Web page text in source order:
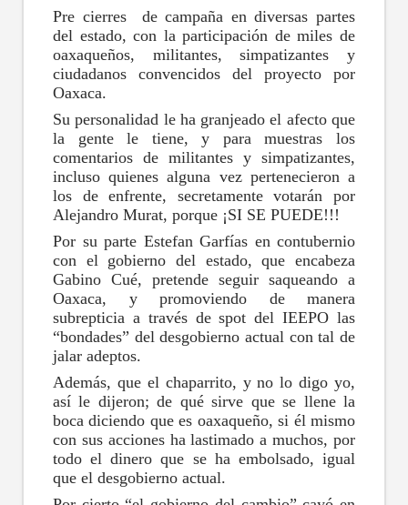
Pre cierres de campaña en diversas partes
del estado, con la participación de miles de
oaxaqueños, militantes, simpatizantes y
ciudadanos convencidos del proyecto por
Oaxaca.
Su personalidad le ha granjeado el afecto que
la gente le tiene, y para muestras los
comentarios de militantes y simpatizantes,
incluso quienes alguna vez pertenecieron a
los de enfrente, secretamente votarán por
Alejandro Murat, porque ¡SI SE PUEDE!!!
Por su parte Estefan Garfías en contubernio
con el gobierno del estado, que encabeza
Gabino Cué, pretende seguir saqueando a
Oaxaca, y promoviendo de manera
subrepticia a través de spot del IEEPO las
“bondades” del desgobierno actual con tal de
jalar adeptos.
Además, que el chaparrito, y no lo digo yo,
así le dijeron; de qué sirve que se llene la
boca diciendo que es oaxaqueño, si él mismo
con sus acciones ha lastimado a muchos, por
todo el dinero que se ha embolsado, igual
que el desgobierno actual.